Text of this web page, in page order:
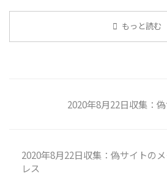
もっと読む
2020年8月22日収集：
2020年8月22日収集：偽サイトの
レス